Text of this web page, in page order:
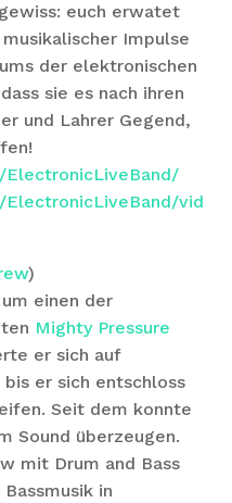
euch erwatet
Impulse
der elektronischen
sie es nach ihren
und Lahrer Gegend,
vid
)
einen der
Mighty Pressure
er sich auf
er sich entschloss
Seit dem konnte
Sound überzeugen.
mit Drum and Bass
in